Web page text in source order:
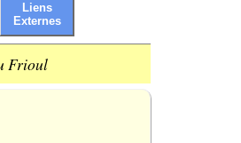
Liens
Externes
Frioul